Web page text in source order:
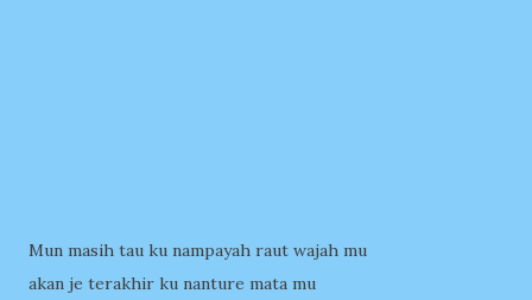
Mun masih tau ku nampayah raut wajah mu
akan je terakhir ku nanture mata mu